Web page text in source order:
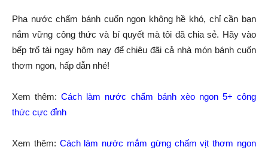
Pha nước chấm bánh cuốn ngon không hề khó, chỉ cần bạn
nắm vững công thức và bí quyết mà tôi đã chia sẻ. Hãy vào
bếp trổ tài ngay hôm nay để chiêu đãi cả nhà món bánh cuốn
thơm ngon, hấp dẫn nhé!
Xem thêm:Cách làm nước chấm bánh xèo ngon 5+ công
thức cực đỉnh
Xem thêm: Cách làm nước mắm gừng chấm vịt thơm ngon